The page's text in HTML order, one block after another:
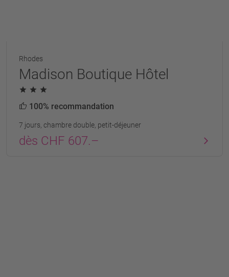
Rhodes
Madison Boutique Hôtel
100% recommandation
7 jours, chambre double, petit-déjeuner
dès CHF 607.–